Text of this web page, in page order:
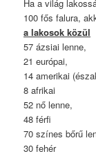
Ha a világ
100 fős falura,
a lakosok közül
57 ázsiai lenne,
21 európai,
14 amerikai
8 afrikai
52 nő lenne,
48 férfi
70 színes bőrű
30 fehér